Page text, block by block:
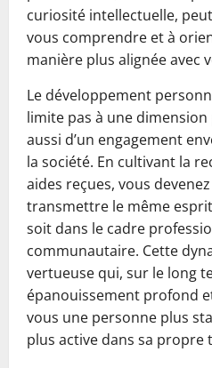
curiosité intellectuelle,
vous comprendre et à
manière plus alignée avec
Le développement
limite pas à une dimension
aussi d’un engagement
la société. En cultivant la
aides reçues, vous
transmettre le même
soit dans le cadre
communautaire. Cette
vertueuse qui, sur le long
épanouissement profond
vous une personne plus
plus active dans sa propre